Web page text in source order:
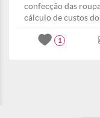
confecção das
cálculo de custos
1